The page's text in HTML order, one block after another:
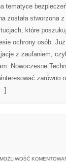
tematyce
została stworzona
które
ochrony osób.
z zaufaniem,
Nowoczesne
zarówno
MOŻLIWOŚĆ